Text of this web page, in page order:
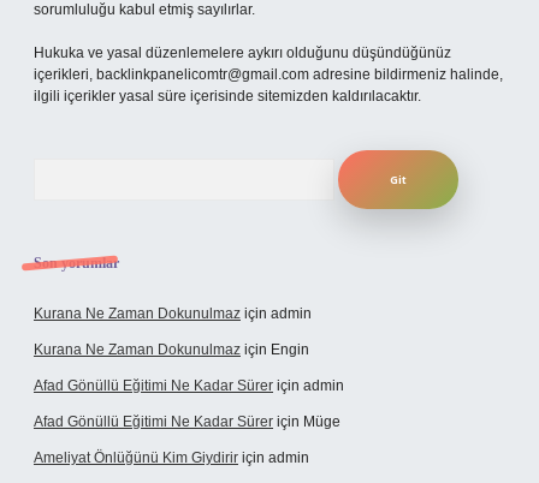
sorumluluğu kabul etmiş sayılırlar.
Hukuka ve yasal düzenlemelere aykırı olduğunu düşündüğünüz
içerikleri, backlinkpanelicomtr@gmail.com adresine bildirmeniz halinde,
ilgili içerikler yasal süre içerisinde sitemizden kaldırılacaktır.
Son yorumlar
Kurana Ne Zaman Dokunulmaz için admin
Kurana Ne Zaman Dokunulmaz için Engin
Afad Gönüllü Eğitimi Ne Kadar Sürer için admin
Afad Gönüllü Eğitimi Ne Kadar Sürer için Müge
Ameliyat Önlüğünü Kim Giydirir için admin